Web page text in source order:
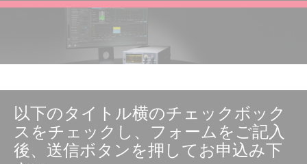
以下のタイトル横のチェックボック
スをチェックし、フォームをご記入
後、送信ボタンを押してお申込み下